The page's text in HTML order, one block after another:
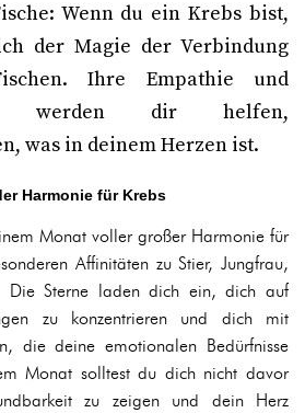
Wenn du ein Krebs bist,
der Magie der Verbindung
Ihre Empathie und
werden dir helfen,
was in deinem Herzen ist.
Harmonie für Krebs
Monat voller großer Harmonie für
Affinitäten zu Stier, Jungfrau,
Die Sterne laden dich ein, dich auf
zu konzentrieren und dich mit
die deine emotionalen Bedürfnisse
Monat solltest du dich nicht davor
zu zeigen und dein Herz